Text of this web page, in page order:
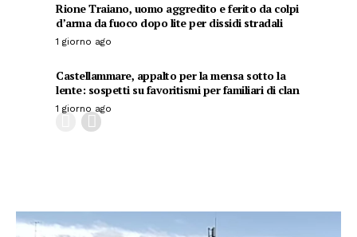
Rione Traiano, uomo aggredito e ferito da colpi
d’arma da fuoco dopo lite per dissidi stradali
1 giorno ago
Castellammare, appalto per la mensa sotto la
lente: sospetti su favoritismi per familiari di clan
1 giorno ago